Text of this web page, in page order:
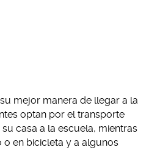
mejor manera de llegar a la
optan por el transporte
casa a la escuela, mientras
en bicicleta y a algunos